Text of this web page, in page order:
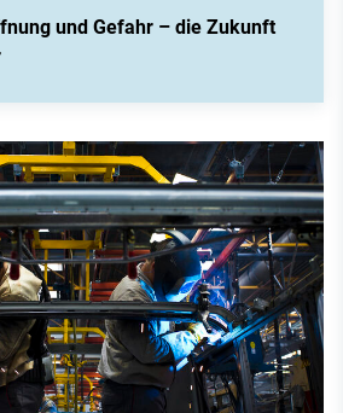
und Gefahr – die Zukunft